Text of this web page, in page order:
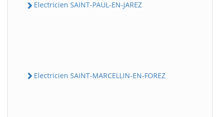
Electricien SAINT-PAUL-EN-JAREZ
Electricien SAINT-MARCELLIN-EN-FOREZ